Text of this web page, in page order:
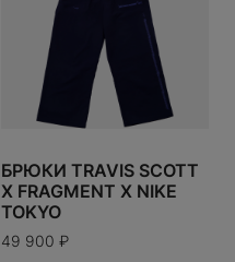
БРЮКИ TRAVIS SCOTT
X FRAGMENT X NIKE
TOKYO
49 900 ₽